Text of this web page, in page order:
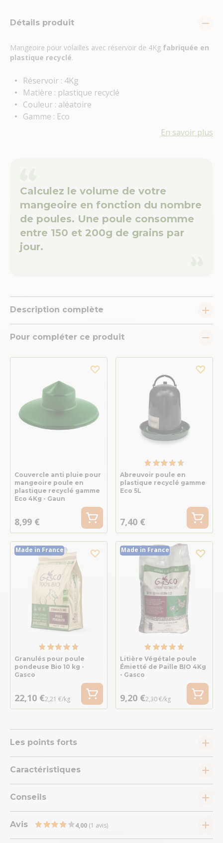
Détails produit
Mangeoire pour volailles avec réservoir de 4Kg fabriquée en
plastique recyclé.
Réservoir : 4Kg
Matière : plastique recyclé
Couleur : aléatoire
Gamme : Eco
En savoir plus
Calculez le volume de votre
mangeoire en fonction du nombre
de poules. Une poule consomme
entre 150 et 200g de grains par
jour.
Description complète
Pour compléter ce produit
Couvercle anti pluie pour
mangeoire poule en
plastique recyclé gamme
Eco 4Kg - Gaun
8,99 €
Abreuvoir poule en
plastique recyclé gamme
Eco 5L
7,40 €
Made in France
Granulés pour poule
pondeuse Bio 10 kg -
Gasco
22,10 €2,21 €/kg
Made in France
Litière Végétale poule
Émietté de Paille BIO 4Kg
- Gasco
9,20 €2,30 €/kg
Les points forts
Caractéristiques
Conseils
Avis 4,00 (1 avis)